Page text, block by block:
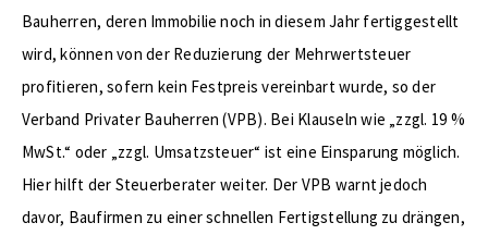
Bauherren, deren Immobilie noch in diesem Jahr fertiggestellt
wird, können von der Reduzierung der Mehrwertsteuer
profitieren, sofern kein Festpreis vereinbart wurde, so der
Verband Privater Bauherren (VPB). Bei Klauseln wie „zzgl. 19 %
MwSt.“ oder „zzgl. Umsatzsteuer“ ist eine Einsparung möglich.
Hier hilft der Steuerberater weiter. Der VPB warnt jedoch
davor, Baufirmen zu einer schnellen Fertigstellung zu drängen,